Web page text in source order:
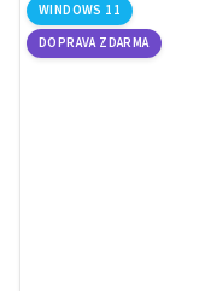
WINDOWS 11
DOPRAVA ZDARMA